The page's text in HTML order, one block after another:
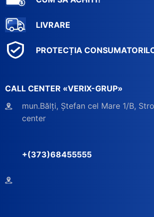
CALL CENTER «VERIX-GRUP»
mun.Bălți, Ștefan cel Mare 1/B,
center
+(373)68455555
LIVRARE
PROTECȚIA